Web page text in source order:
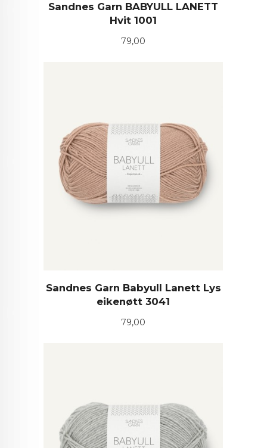
Sandnes Garn BABYULL LANETT
Hvit 1001
Pris
79,00
Sandnes Garn Babyull Lanett Lys
eikenøtt 3041
Pris
79,00